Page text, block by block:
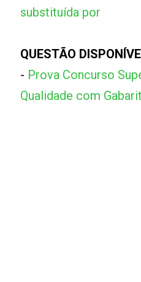
substituída por
QUESTÃO
- Prova Concurso
Qualidade com